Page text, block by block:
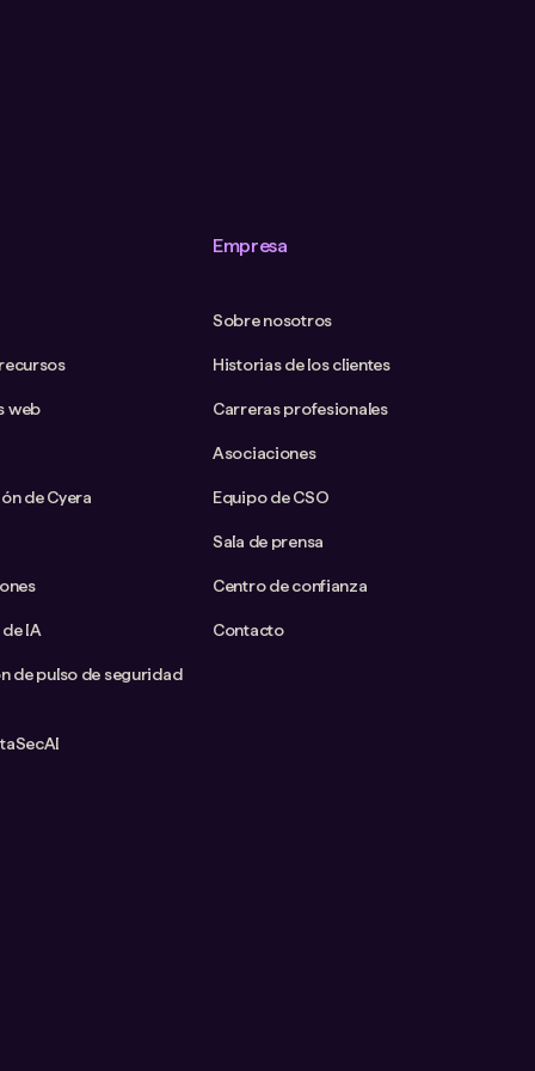
web
de Cyera
IA
de pulso de seguridad
Empresa
Sobre nosotros
Historias de los clientes
Carreras profesionales
Asociaciones
Equipo de CSO
Sala de prensa
Centro de confianza
Contacto